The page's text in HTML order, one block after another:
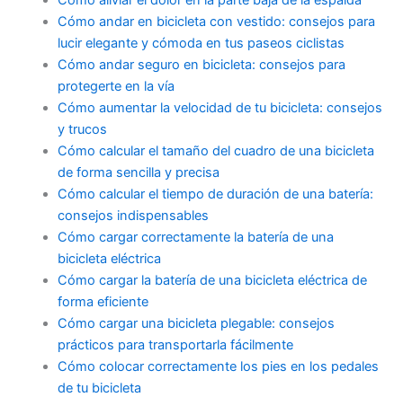
Cómo andar en bicicleta con vestido: consejos para
lucir elegante y cómoda en tus paseos ciclistas
Cómo andar seguro en bicicleta: consejos para
protegerte en la vía
Cómo aumentar la velocidad de tu bicicleta: consejos
y trucos
Cómo calcular el tamaño del cuadro de una bicicleta
de forma sencilla y precisa
Cómo calcular el tiempo de duración de una batería:
consejos indispensables
Cómo cargar correctamente la batería de una
bicicleta eléctrica
Cómo cargar la batería de una bicicleta eléctrica de
forma eficiente
Cómo cargar una bicicleta plegable: consejos
prácticos para transportarla fácilmente
Cómo colocar correctamente los pies en los pedales
de tu bicicleta